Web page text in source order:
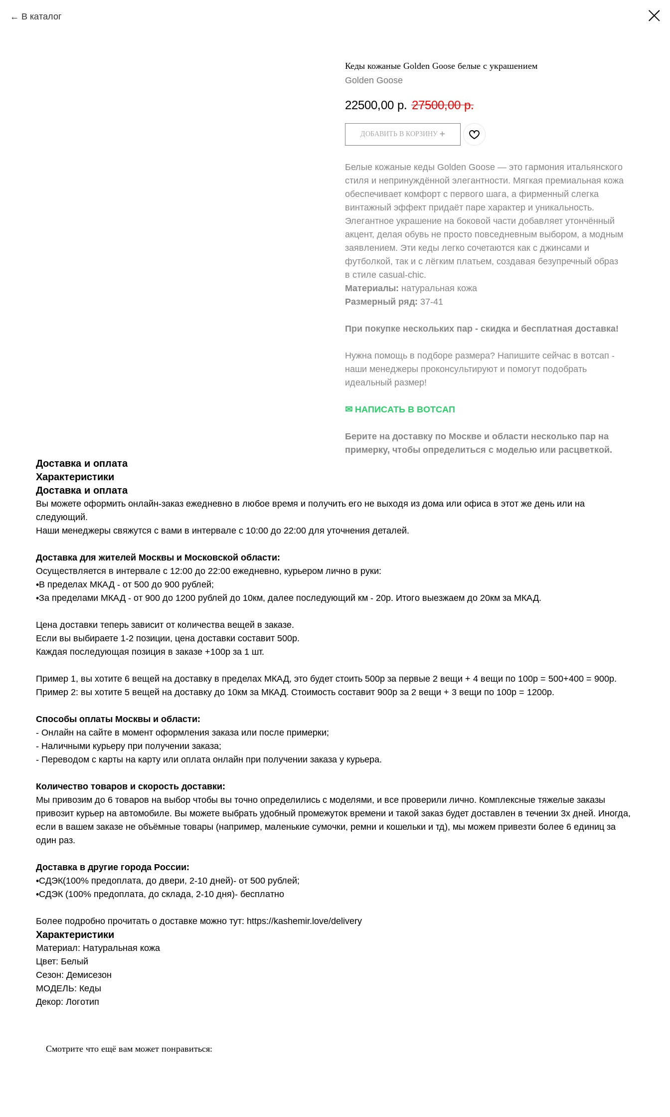
В каталог
Кеды кожаные Golden Goose белые с украшением
Golden Goose
22500,00 р. 27500,00 р.
ДОБАВИТЬ В КОРЗИНУ ➕
Белые кожаные кеды Golden Goose — это гармония итальянского
стиля и непринуждённой элегантности. Мягкая премиальная кожа
обеспечивает комфорт с первого шага, а фирменный слегка
винтажный эффект придаёт паре характер и уникальность.
Элегантное украшение на боковой части добавляет утончённый
акцент, делая обувь не просто повседневным выбором, а модным
заявлением. Эти кеды легко сочетаются как с джинсами и
футболкой, так и с лёгким платьем, создавая безупречный образ
в стиле casual-chic.
Материалы: натуральная кожа
Размерный ряд: 37-41
При покупке нескольких пар - скидка и бесплатная доставка!
Нужна помощь в подборе размера? Напишите сейчас в вотсап -
наши менеджеры проконсультируют и помогут подобрать
идеальный размер!
✉ НАПИСАТЬ В ВОТСАП
Берите на доставку по Москве и области несколько пар на
примерку, чтобы определиться с моделью или расцветкой.
Доставка и оплата
Характеристики
Доставка и оплата
Вы можете оформить онлайн-заказ ежедневно в любое время и получить его не выходя из дома или офиса в этот же день или на
следующий.
Наши менеджеры свяжутся с вами в интервале с 10:00 до 22:00 для уточнения деталей.
Доставка для жителей Москвы и Московской области:
Осуществляется в интервале с 12:00 до 22:00 ежедневно, курьером лично в руки:
•В пределах МКАД - от 500 до 900 рублей;
•За пределами МКАД - от 900 до 1200 рублей до 10км, далее последующий км - 20р. Итого выезжаем до 20км за МКАД.
Цена доставки теперь зависит от количества вещей в заказе.
Если вы выбираете 1-2 позиции, цена доставки составит 500р.
Каждая последующая позиция в заказе +100р за 1 шт.
Пример 1, вы хотите 6 вещей на доставку в пределах МКАД, это будет стоить 500р за первые 2 вещи + 4 вещи по 100р = 500+400 = 900р.
Пример 2: вы хотите 5 вещей на доставку до 10км за МКАД. Стоимость составит 900р за 2 вещи + 3 вещи по 100р = 1200р.
Способы оплаты Москвы и области:
- Онлайн на сайте в момент оформления заказа или после примерки;
- Наличными курьеру при получении заказа;
- Переводом с карты на карту или оплата онлайн при получении заказа у курьера.
Количество товаров и скорость доставки:
Мы привозим до 6 товаров на выбор чтобы вы точно определились с моделями, и все проверили лично. Комплексные тяжелые заказы
привозит курьер на автомобиле. Вы можете выбрать удобный промежуток времени и такой заказ будет доставлен в течении 3х дней. Иногда,
если в вашем заказе не объёмные товары (например, маленькие сумочки, ремни и кошельки и тд), мы можем привезти более 6 единиц за
один раз.
Доставка в другие города России:
•СДЭК(100% предоплата, до двери, 2-10 дней)- от 500 рублей;
•СДЭК (100% предоплата, до склада, 2-10 дня)- бесплатно
Более подробно прочитать о доставке можно тут: https://kashemir.love/delivery
Характеристики
Материал: Натуральная кожа
Цвет: Белый
Сезон: Демисезон
МОДЕЛЬ: Кеды
Декор: Логотип
Смотрите что ещё вам может понравиться: